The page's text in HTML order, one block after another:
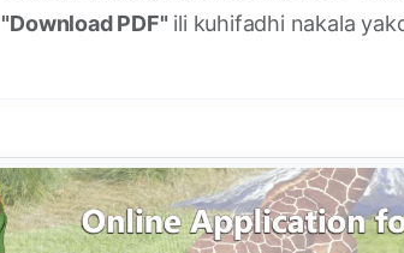
"Download PDF" ili kuhifadhi nakala